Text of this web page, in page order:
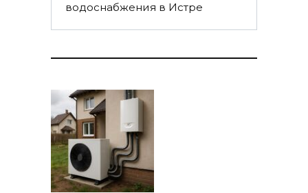
водоснабжения в Истре